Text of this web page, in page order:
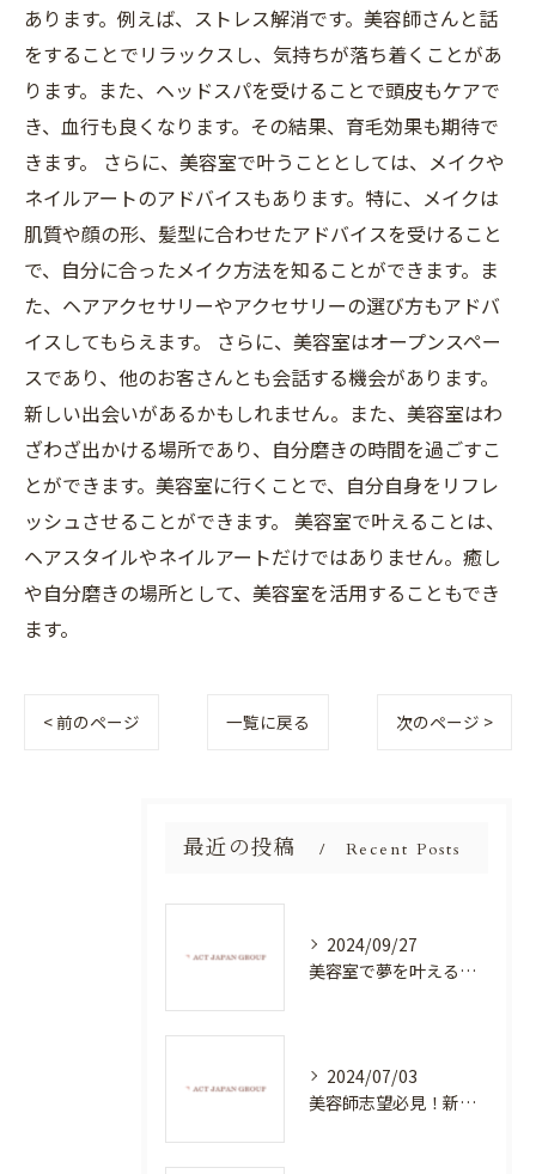
あります。例えば、ストレス解消です。美容師さんと話
をすることでリラックスし、気持ちが落ち着くことがあ
ります。また、ヘッドスパを受けることで頭皮もケアで
き、血行も良くなります。その結果、育毛効果も期待で
きます。 さらに、美容室で叶うこととしては、メイクや
ネイルアートのアドバイスもあります。特に、メイクは
肌質や顔の形、髪型に合わせたアドバイスを受けること
で、自分に合ったメイク方法を知ることができます。ま
た、ヘアアクセサリーやアクセサリーの選び方もアドバ
イスしてもらえます。 さらに、美容室はオープンスペー
スであり、他のお客さんとも会話する機会があります。
新しい出会いがあるかもしれません。また、美容室はわ
ざわざ出かける場所であり、自分磨きの時間を過ごすこ
とができます。美容室に行くことで、自分自身をリフレ
ッシュさせることができます。 美容室で叶えることは、
ヘアスタイルやネイルアートだけではありません。癒し
や自分磨きの場所として、美容室を活用することもでき
ます。
< 前のページ 一覧に戻る 次のページ >
最近の投稿 Recent Posts
2024/09/27
美容室で夢を叶える！自分を磨く新たなチャンス
2024/07/03
美容師志望必見！新たな価値を創造する美容室でハイレベルな技術を学べる環境